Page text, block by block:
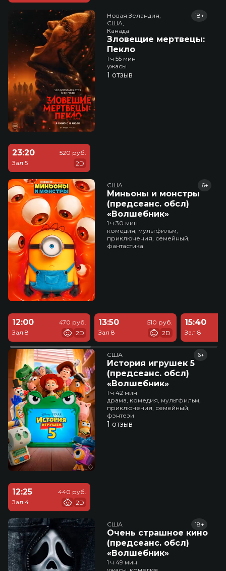
Новая Зеландия,
США,
Канада
Зловещие мертвецы:
Пекло
18+
1 ч 55 мин
ужасы
1 отзыв
23:20
Зал 5
520 руб.
2D
США
Миньоны и монстры
(предсеанс. обсл)
«Волшебник»
6+
1 ч 30 мин
комедия, мультфильм,
приключения, семейный,
фантастика
12:00
Зал 8
470 руб.
2D
13:50
Зал 8
510 руб.
2D
15:40
Зал 8
США
История игрушек 5
(предсеанс. обсл)
«Волшебник»
6+
1 ч 42 мин
драма, комедия, мультфильм,
приключения, семейный,
фэнтези
1 отзыв
12:25
Зал 4
440 руб.
2D
США
Очень страшное кино
(предсеанс. обсл)
«Волшебник»
18+
1 ч 49 мин
ужасы, комедия